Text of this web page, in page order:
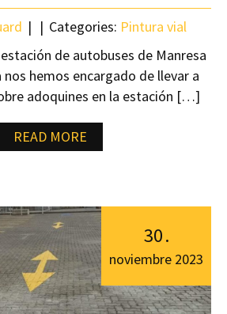
Categories: Pintura vial
de autobuses de Manresa
nos hemos encargado de llevar a
adoquines en la estación […]
READ MORE
30.
noviembre 2023